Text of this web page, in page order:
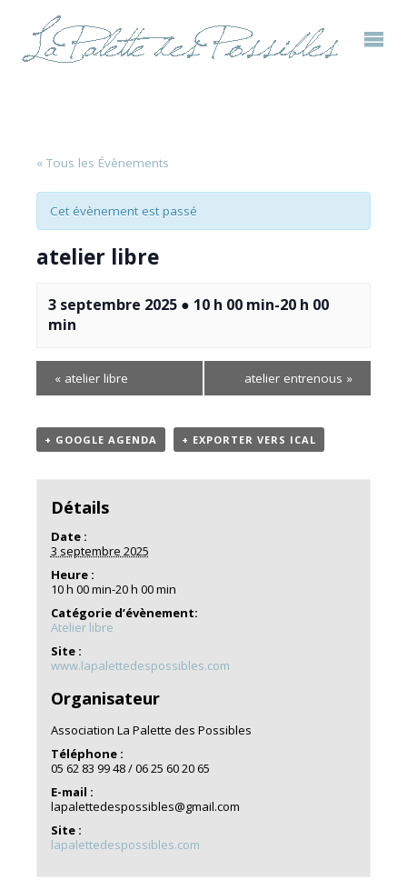
« Tous les Évènements
Cet évènement est passé
atelier libre
3 septembre 2025 ● 10 h 00 min-20 h 00
min
« atelier libre atelier entrenous »
+ GOOGLE AGENDA + EXPORTER VERS ICAL
Détails
Date :
3 septembre 2025
Heure :
10 h 00 min-20 h 00 min
Catégorie d’évènement:
Atelier libre
Site :
www.lapalettedespossibles.com
Organisateur
Association La Palette des Possibles
Téléphone :
05 62 83 99 48 / 06 25 60 20 65
E-mail :
lapalettedespossibles@gmail.com
Site :
lapalettedespossibles.com